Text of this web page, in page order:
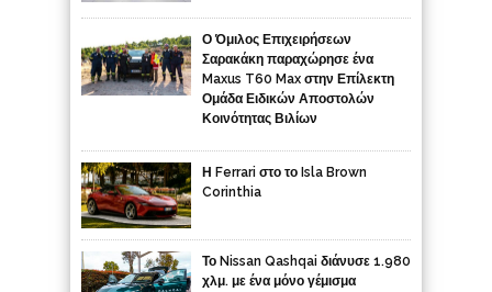
Ο Όμιλος Επιχειρήσεων
Σαρακάκη παραχώρησε ένα
Maxus T60 Max στην Επίλεκτη
Ομάδα Ειδικών Αποστολών
Κοινότητας Βιλίων
Η Ferrari στο το Isla Brown
Corinthia
Το Nissan Qashqai διάνυσε 1.980
χλμ. με ένα μόνο γέμισμα